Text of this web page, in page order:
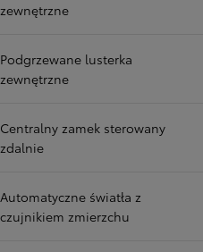
zewnętrzne
Podgrzewane lusterka
zewnętrzne
Centralny zamek sterowany
zdalnie
Automatyczne światła z
czujnikiem zmierzchu